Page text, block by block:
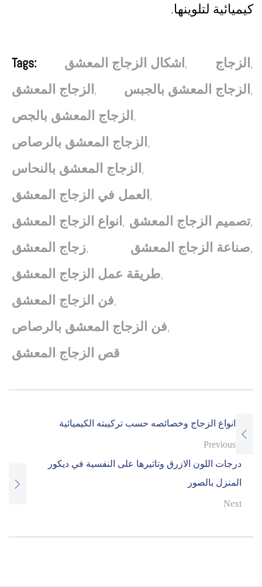
كيميائية لتلوينها.
Tags: اشكال الزجاج المعشق , الزجاج ,
الزجاج المعشق , الزجاج المعشق بالجبس ,
الزجاج المعشق بالجص ,
الزجاج المعشق بالرصاص ,
الزجاج المعشق بالنحاس ,
العمل في الزجاج المعشق ,
انواع الزجاج المعشق , تصميم الزجاج المعشق,
زجاج المعشق, صناعة الزجاج المعشق,
طريقة عمل الزجاج المعشق,
فن الزجاج المعشق,
فن الزجاج المعشق بالرصاص,
قص الزجاج المعشق
Post
navigation
انواع الزجاج وخصائصه حسب تركيبته الكيميائية
Previous
درجات اللون الازرق وتاثيرها على النفسية في ديكور
المنزل بالصور
Next